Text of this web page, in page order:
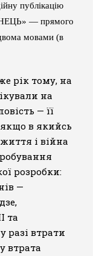
публікацію
» — прямого
мовами (в
рік тому, на
на
— її
якщо в якийсь
і війна
розробки:
—
та
разі втрати
втрата